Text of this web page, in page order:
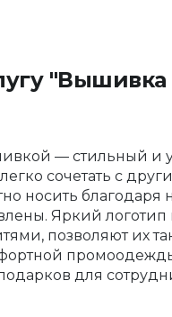
"Вышивка
— стильный и
сочетать с
носить благодаря
Яркий логотип
позволяют их
для